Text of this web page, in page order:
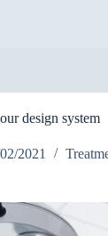
design system
2021